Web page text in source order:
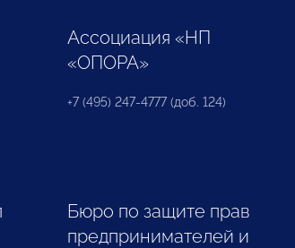
Ассоциация «НП
«ОПОРА»
+7 (495) 247-4777 (доб. 124)
Бюро по защите прав
предпринимателей и